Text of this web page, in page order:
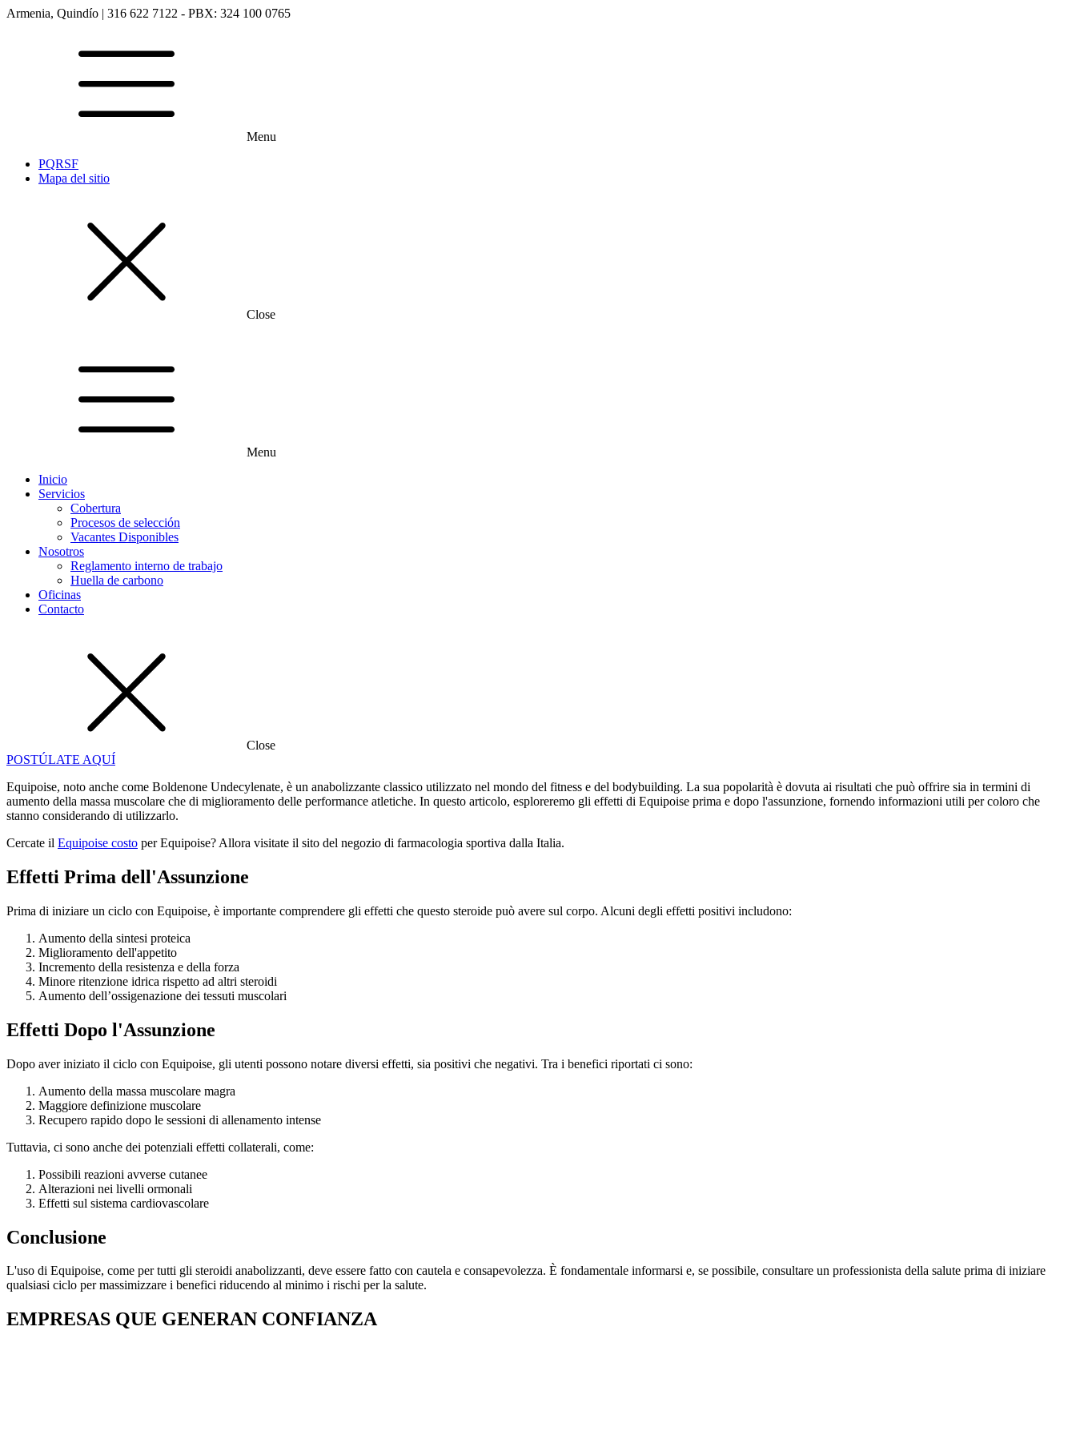
Armenia, Quindío | 316 622 7122 - PBX: 324 100 0765
Menu
PQRSF
Mapa del sitio
Close
Menu
Inicio
Servicios
Cobertura
Procesos de selección
Vacantes Disponibles
Nosotros
Reglamento interno de trabajo
Huella de carbono
Oficinas
Contacto
Close
POSTÚLATE AQUÍ
Equipoise, noto anche come Boldenone Undecylenate, è un anabolizzante classico utilizzato nel mondo del fitness e del bodybuilding. La sua popolarità è dovuta ai risultati che può offrire sia in termini di
aumento della massa muscolare che di miglioramento delle performance atletiche. In questo articolo, esploreremo gli effetti di Equipoise prima e dopo l'assunzione, fornendo informazioni utili per coloro che
stanno considerando di utilizzarlo.
Cercate il Equipoise costo per Equipoise? Allora visitate il sito del negozio di farmacologia sportiva dalla Italia.
Effetti Prima dell'Assunzione
Prima di iniziare un ciclo con Equipoise, è importante comprendere gli effetti che questo steroide può avere sul corpo. Alcuni degli effetti positivi includono:
Aumento della sintesi proteica
Miglioramento dell'appetito
Incremento della resistenza e della forza
Minore ritenzione idrica rispetto ad altri steroidi
Aumento dell’ossigenazione dei tessuti muscolari
Effetti Dopo l'Assunzione
Dopo aver iniziato il ciclo con Equipoise, gli utenti possono notare diversi effetti, sia positivi che negativi. Tra i benefici riportati ci sono:
Aumento della massa muscolare magra
Maggiore definizione muscolare
Recupero rapido dopo le sessioni di allenamento intense
Tuttavia, ci sono anche dei potenziali effetti collaterali, come:
Possibili reazioni avverse cutanee
Alterazioni nei livelli ormonali
Effetti sul sistema cardiovascolare
Conclusione
L'uso di Equipoise, come per tutti gli steroidi anabolizzanti, deve essere fatto con cautela e consapevolezza. È fondamentale informarsi e, se possibile, consultare un professionista della salute prima di iniziare
qualsiasi ciclo per massimizzare i benefici riducendo al minimo i rischi per la salute.
EMPRESAS QUE GENERAN CONFIANZA